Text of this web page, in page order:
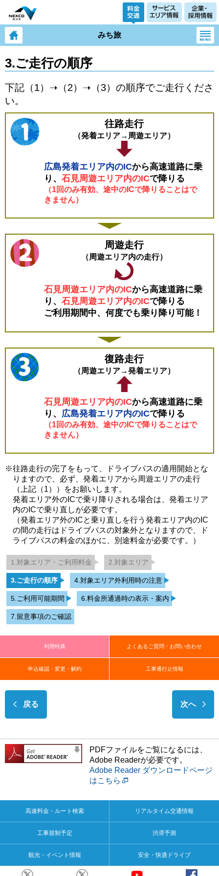
みち旅
3.ご走行の順序
下記（1）➝（2）➝（3）の順序でご走行くださ
い。
往路走行
（発着エリア→周遊エリア）
広島発着エリア内のICから高速道路に乗
り、 石見周遊エリア内のICで降りる
（1回のみ有効、途中のICで降りることはで
きません）
周遊走行
（周遊エリア内の走行）
石見周遊エリア内のICから高速道路に乗
り、 石見周遊エリア内のICで降りる
ご利用期間中、何度でも乗り降り可能！
復路走行
（周遊エリア→発着エリア）
石見周遊エリア内のICから高速道路に乗
り、 広島発着エリア内のICで降りる
（1回のみ有効、途中のICで降りることはで
きません）
※往路走行の完了をもって、ドライブパスの適用開始とな
りますので、必ず、発着エリアから周遊エリアの走行
（上記（1））をお願いします。
発着エリア外のICで乗り降りされる場合は、発着エリア
内のICで乗り直しが必要です。
（発着エリア外のICと乗り直しを行う発着エリア内のIC
の間の走行はドライブパスの対象外となりますので、ド
ライブパスの料金のほかに、別途料金が必要です。）
1.対象エリア・ご利用料金 2.対象エリア
3.ご走行の順序 4.対象エリア外利用時の注意
5.ご利用可能期間 6.料金所通過時の表示・案内
7.留意事項のご確認
利用特典 よくあるご質問・お問い合わせ
申込確認・変更・解約 工事通行止情報
戻る 次へ
PDFファイルをご覧になるには、
Adobe Readerが必要です。
Adobe Reader ダウンロードページ
はこちら
高速料金・ルート検索 リアルタイム交通情報
工事規制予定 渋滞予測
観光・イベント情報 安全・快適ドライブ